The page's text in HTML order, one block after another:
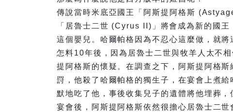
傳說當時米底亞國王「阿斯提阿格斯
「居魯士二世 (Cyrus II)」將會成為新的國
這個嬰兒。哈爾帕格因為不忍心這麼做，就將
怎料10年後，因為居魯士二世與牧羊人太不
提阿格斯的懷疑。在調查之下，阿斯提阿格
罸，他殺了哈爾帕格的獨生子，在宴會上煮
默地吃了他，事後收集兒子的遺體將他埋葬，
宴會後，阿斯提阿格斯依然很擔心居魯士二